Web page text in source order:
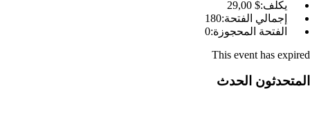
يكلف:$ 29
,00
إجمالي الفتحة:180
الفتحة المحجوزة:0
This event has expired
المتحدثون الحدث